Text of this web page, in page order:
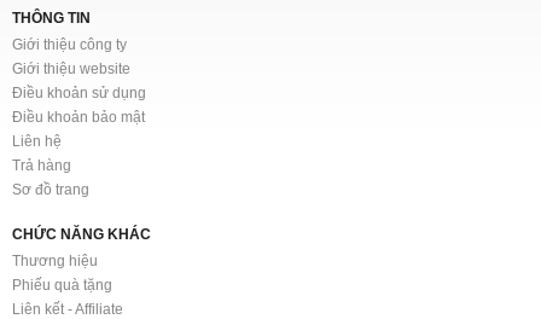
THÔNG TIN
Giới thiệu công ty
Giới thiệu website
Điều khoản sử dụng
Điều khoản bảo mật
Liên hệ
Trả hàng
Sơ đồ trang
CHỨC NĂNG KHÁC
Thương hiệu
Phiếu quà tặng
Liên kết - Affiliate